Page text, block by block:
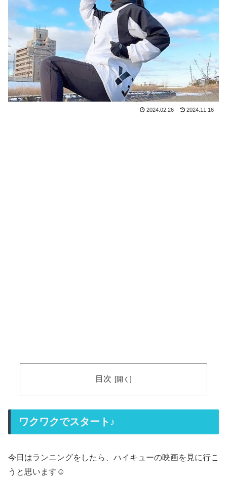
2024.02.26 2024.11.16
目次
ワクワクでスタート♪
今日はランニングをしたら、ハイキューの映画を見に行こ
うと思います☺️